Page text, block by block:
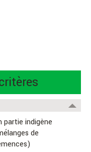
partie indigène
de